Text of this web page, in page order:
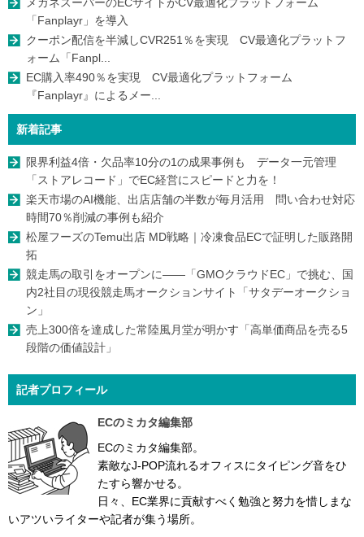
「Fanplayr」を導入
クーポン配信を半減しCVR251％を実現 CV最適化プラットフ
ォーム「Fanpl...
EC購入率490％を実現 CV最適化プラットフォーム
『Fanplayr』によるメー...
新着記事
限界利益4倍・欠品率10分の1の成果事例も データ一元管理
「ストアレコード」でEC経営にスピードと力を！
楽天市場のAI機能、出店店舗の半数が毎月活用 問い合わせ対応
時間70％削減の事例も紹介
松屋フーズのTemu出店 MD戦略｜冷凍食品ECで証明した販路開
拓
競走馬の取引をオープンに――「GMOクラウドEC」で挑む、国
内2社目の現役競走馬オークションサイト「サタデーオークショ
ン」
売上300倍を達成した常陸風月堂が明かす「高単価商品を売る5
段階の価値設計」
記者プロフィール
ECのミカタ編集部
ECのミカタ編集部。
素敵なJ-POP流れるオフィスにタイピング音をひ
たすら響かせる。
日々、EC業界に貢献すべく勉強と努力を惜しまな
いアツいライターや記者が集う場所。